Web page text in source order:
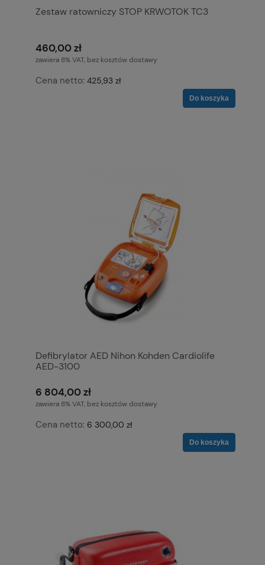
Zestaw ratowniczy STOP KRWOTOK TC3
460,00 zł
zawiera 8% VAT, bez kosztów dostawy
Cena netto: 425,93 zł
Do koszyka
Defibrylator AED Nihon Kohden Cardiolife
AED-3100
6 804,00 zł
zawiera 8% VAT, bez kosztów dostawy
Cena netto: 6 300,00 zł
Do koszyka